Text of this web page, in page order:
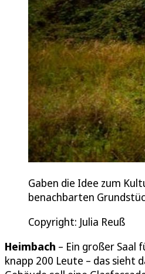
Gaben die Idee zum
benachbarten
Copyright: Julia Reuß
Heimbach – Ein großer Saal
knapp 200 Leute – das sieht